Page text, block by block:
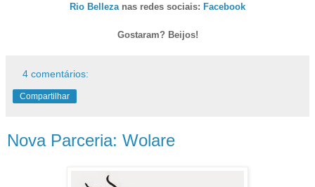
Rio Belleza nas redes sociais: Facebook
Gostaram? Beijos!
4 comentários:
Compartilhar
Nova Parceria: Wolare